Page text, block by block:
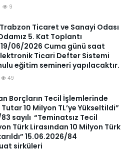
9
Ticaret ve Sanayi Odası
5. Kat Toplantı
06/2026 Cuma günü saat
Ticari Defter Sistemi
eğitim semineri yapılacaktır.
49
Borçların Tecil İşlemlerinde
10 Milyon TL’ye Yükseltildi”
sayılı “Teminatsız Tecil
Türk Lirasından 10 Milyon Türk
15.06.2026/84
sirküleri